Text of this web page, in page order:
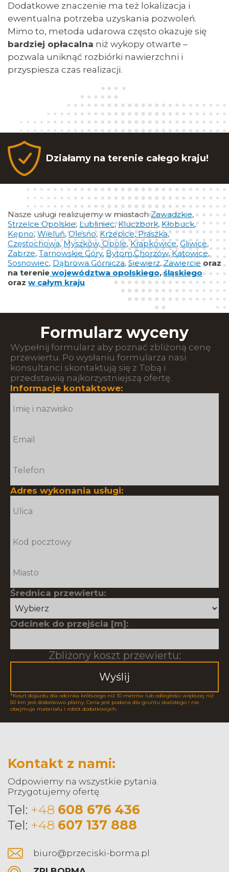
Dodatkowe znaczenie ma też lokalizacja i
ewentualna potrzeba uzyskania pozwoleń.
Mimo to, metoda udarowa często okazuje się
bardziej opłacalna niż wykopy otwarte –
pozwala uniknąć rozbiórki nawierzchni i
przyspiesza czas realizacji.
Działamy na terenie całego kraju!
Nasze usługi realizujemy w miastachZawadzkie,
Strzelce Opolskie, Lubliniec,Kluczbork, Kłobuck,
Kępno,Wieluń,Olesno, Krzepice,Praszka,
Częstochowa,Myszków,Opole,Krapkowice,Gliwice,
Zabrze, Tarnowskie Góry, Bytom,Chorzów,Katowice,
Sosnowiec, Dąbrowa Górnicza,Siewierz,Zawiercie oraz
na terenie województwa opolskiego,śląskiego
oraz w całym kraju
Formularz wyceny
Wypełnij formularz aby poznać zbliżoną cenę
przewiertu. Po wysłaniu formularza nasi
konsultanci skontaktują się z Tobą i
przedstawią najkorzystniejszą ofertę.
Informacje kontaktowe:
Adres wykonania usługi:
Średnica przewiertu:
Odcinek do przejścia [m]:
Zbliżony koszt przewiertu:
Wyślij
*Koszt dojazdu dla odcinka krótszego niż 10 metrów lub odległości większej niż
50 km jest dodatkowo płatny. Cena jest podana dla gruntu skalistego i nie
obejmuje materiału i robót dodatkowych.
Kontakt z nami:
Odpowiemy na wszystkie pytania.
Przygotujemy ofertę.
Tel: +48 608 676 436
Tel: +48 607 137 888
biuro@przeciski-borma.pl